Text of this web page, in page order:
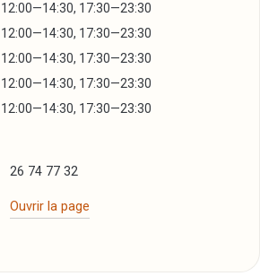
12:00—14:30, 17:30—23:30
12:00—14:30, 17:30—23:30
12:00—14:30, 17:30—23:30
12:00—14:30, 17:30—23:30
12:00—14:30, 17:30—23:30
26 74 77 32
Ouvrir la page